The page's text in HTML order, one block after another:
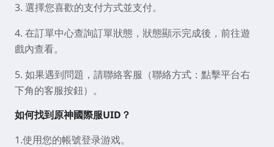
3. 選擇您喜歡的支付方式並支付。
4. 在訂單中心查詢訂單狀態，狀態顯示完成後，前往遊
戲內查看。
5. 如果遇到問題，請聯絡客服（聯絡方式：點擊平台右
下角的客服按鈕）。
如何找到原神國際服UID？
1.使用您的帳號登录游戏。